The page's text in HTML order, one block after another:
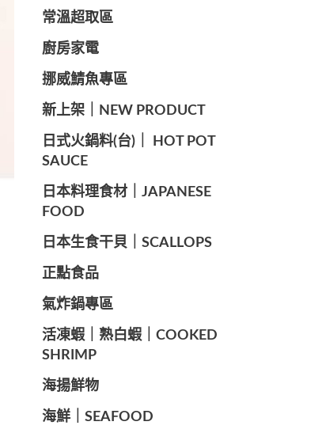
常溫超取區
廚房家電
️挪威鯖魚專區
️新上架｜NEW PRODUCT
️日式火鍋料(台)｜ HOT POT
SAUCE
️日本料理食材｜JAPANESE
FOOD
日本生食干貝｜SCALLOPS
正點食品
️氣炸鍋專區
️活凍蝦｜熟白蝦｜COOKED
SHRIMP
海揚鮮物
海鮮｜SEAFOOD